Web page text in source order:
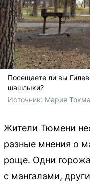
Посещаете ли вы
шашлыки?
Источник: Мария
Жители Тюмени
разные мнения о
роще. Одни
с мангалами,